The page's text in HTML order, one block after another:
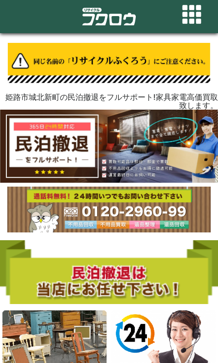
姫路市城北新町の民泊撤退をフルサポート!家具家電高価買取
致します。